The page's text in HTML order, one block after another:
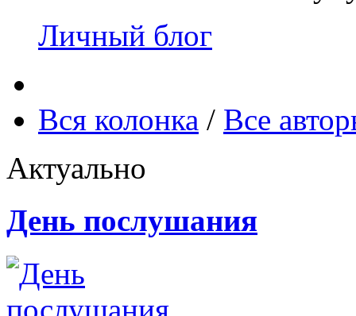
Личный блог
Вся колонка / Все
Актуально
День послушания